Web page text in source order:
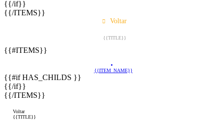
{{/if}}
{{/ITEMS}}
Voltar
{{TITLE}}
{{#ITEMS}}
{{ITEM_NAME}}
{{#if HAS_CHILDS }}
{{/if}}
{{/ITEMS}}
Voltar
{{TITLE}}